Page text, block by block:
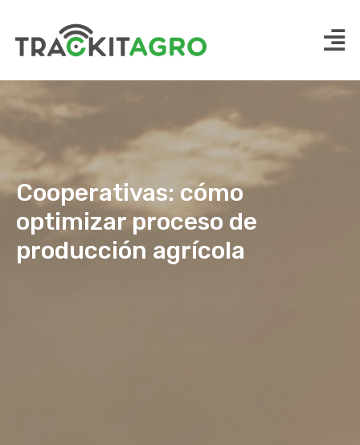
Cooperativas: cómo
optimizar proceso de
producción agrícola